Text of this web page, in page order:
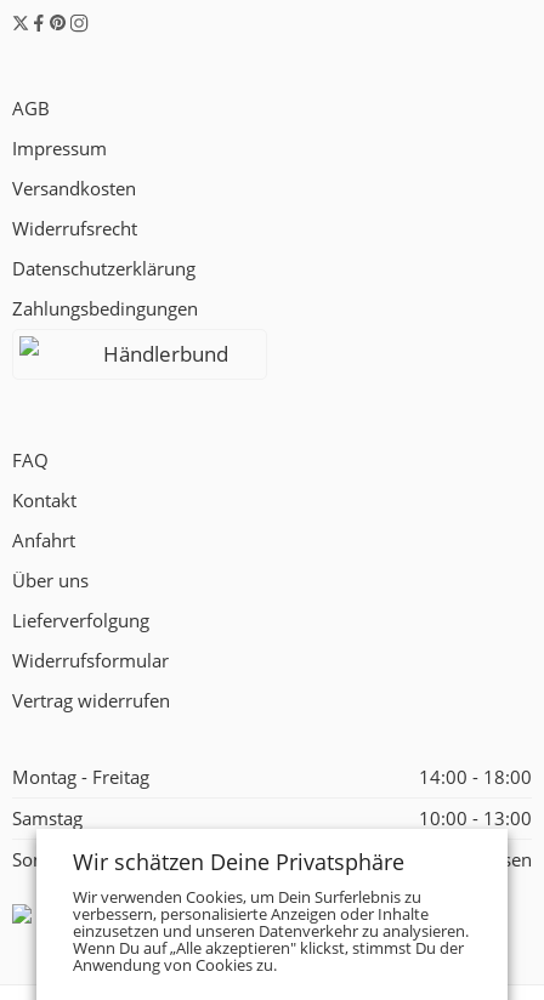
AGB
Impressum
Versandkosten
Widerrufsrecht
Datenschutzerklärung
Zahlungsbedingungen
Händlerbund
FAQ
Kontakt
Anfahrt
Über uns
Lieferverfolgung
Widerrufsformular
Vertrag widerrufen
Montag - Freitag
14:00 - 18:00
Samstag
10:00 - 13:00
Sonntag
Geschlossen
Wir schätzen Deine Privatsphäre
Wir verwenden Cookies, um Dein Surferlebnis zu
verbessern, personalisierte Anzeigen oder Inhalte
einzusetzen und unseren Datenverkehr zu analysieren.
Wenn Du auf „Alle akzeptieren" klickst, stimmst Du der
Anwendung von Cookies zu.